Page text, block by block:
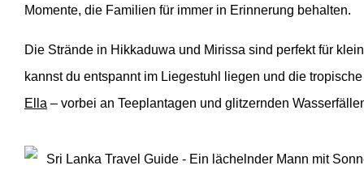
Momente, die Familien für immer in Erinnerung behalten.
Die Strände in Hikkaduwa und Mirissa sind perfekt für
kannst du entspannt im Liegestuhl liegen und die
Ella – vorbei an Teeplantagen und glitzernden